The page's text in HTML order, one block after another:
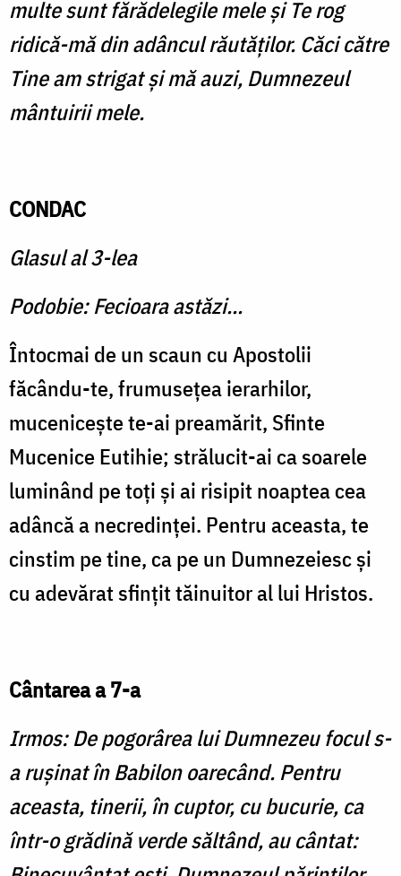
multe sunt fărădelegile mele şi Te rog
ridică-mă din adâncul răutăţilor. Căci către
Tine am strigat şi mă auzi, Dumnezeul
mântuirii mele.
CONDAC
Glasul al 3-lea
Podobie: Fecioara astăzi...
Întocmai de un scaun cu Apostolii
făcându-te, frumuseţea ierarhilor,
muceniceşte te-ai preamărit, Sfinte
Mucenice Eutihie; strălucit-ai ca soarele
luminând pe toţi şi ai risipit noaptea cea
adâncă a necredinţei. Pentru aceasta, te
cinstim pe tine, ca pe un Dumnezeiesc şi
cu adevărat sfinţit tăinuitor al lui Hristos.
Cântarea a 7-a
Irmos: De pogorârea lui Dumnezeu focul s-
a ruşinat în Babilon oarecând. Pentru
aceasta, tinerii, în cuptor, cu bucurie, ca
într-o grădină verde săltând, au cântat: